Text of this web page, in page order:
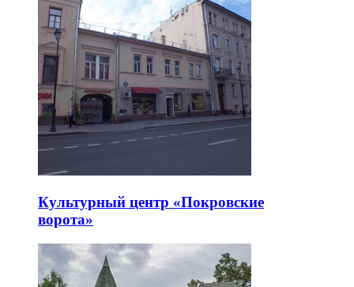
Культурный центр «Покровские
ворота»